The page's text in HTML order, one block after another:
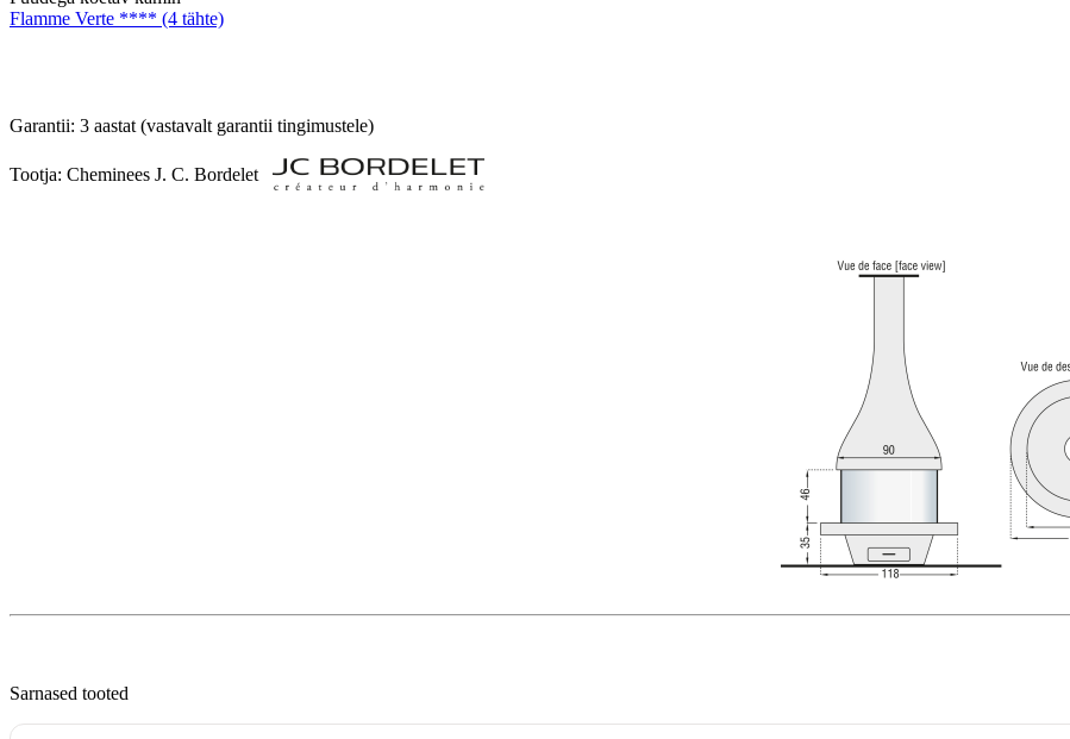
Garantii: 3 aastat (vastavalt garantii tingimustele)
Tootja: Cheminees J. C. Bordelet
Sarnased tooted